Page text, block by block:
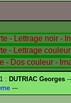
: DUTRIAC Georges
---